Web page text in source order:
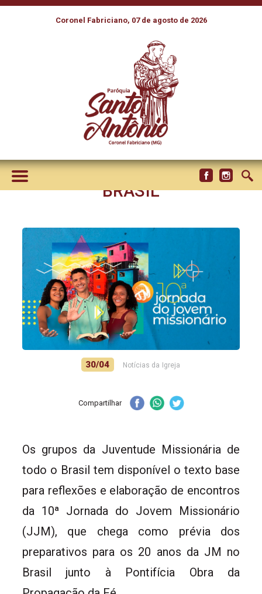
Coronel Fabriciano, 07 de agosto de 2026
LANÇADOS OS ROTEIROS DE
ENCONTROS PARA JOVENS
DA 10ª JORNADA DO JOVEM
MISSIONÁRIO QUE CELEBRA
OS 20 ANOS DA JM NO
BRASIL
30/04 Notícias da Igreja
Compartilhar
Os grupos da Juventude Missionária de
todo o Brasil tem disponível o texto base
para reflexões e elaboração de encontros
da 10ª Jornada do Jovem Missionário
(JJM), que chega como prévia dos
preparativos para os 20 anos da JM no
Brasil junto à Pontifícia Obra da